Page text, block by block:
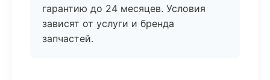
гарантию до 24 месяцев. Условия
зависят от услуги и бренда
запчастей.